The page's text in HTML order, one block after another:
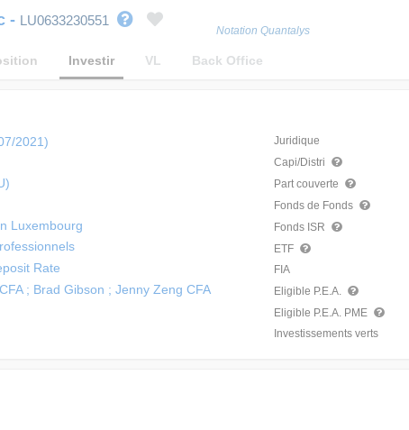
- LU0633230551
Notation Quantalys
Investir VL Back Office
2021)
Luxembourg
Rate
; Brad Gibson ; Jenny Zeng CFA
Juridique
Capi/Distri
Part couverte
Fonds de Fonds
Fonds ISR
ETF
FIA
Eligible P.E.A.
Eligible P.E.A. PME
Investissements verts